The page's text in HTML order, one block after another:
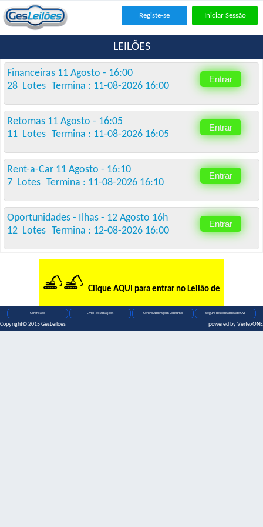
Registe-se Iniciar Sessão
LEILÕES
Financeiras 11 Agosto - 16:00
28 Lotes Termina : 11-08-2026 16:00
Entrar
Retomas 11 Agosto - 16:05
11 Lotes Termina : 11-08-2026 16:05
Entrar
Rent-a-Car 11 Agosto - 16:10
7 Lotes Termina : 11-08-2026 16:10
Entrar
Oportunidades - Ilhas - 12 Agosto 16h
12 Lotes Termina : 12-08-2026 16:00
Entrar
Clique AQUI para entrar no Leilão de
Certificado Livro Reclamações Centro Arbitragem Consumo Seguro Responsabilidade Civil
powered by VertexONE
Copyright© 2015 GesLeilões